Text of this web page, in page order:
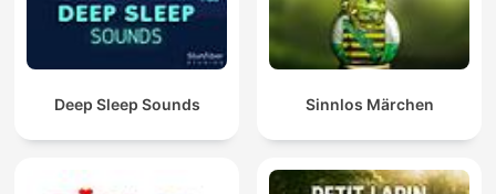
Deep Sleep Sounds Sinnlos Märchen